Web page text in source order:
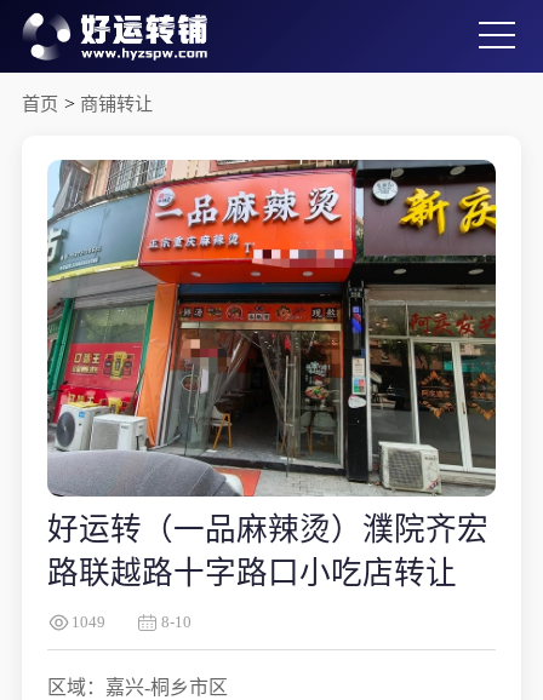
首页 > 商铺转让
好运转（一品麻辣烫）濮院齐宏
路联越路十字路口小吃店转让
1049 8-10
区域：嘉兴-桐乡市区